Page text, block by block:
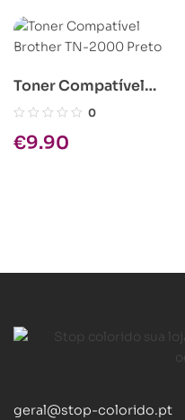
Toner Compatível
Brother TN-2000 Preto
0
€9.90
geral@stop-colorido.pt